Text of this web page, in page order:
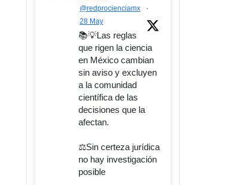
@redprocienciamx
·
28 May
📚💡Las reglas
que rigen la ciencia
en México cambian
sin aviso y excluyen
a la comunidad
científica de las
decisiones que la
afectan.
⚖️Sin certeza jurídica
no hay investigación
posible